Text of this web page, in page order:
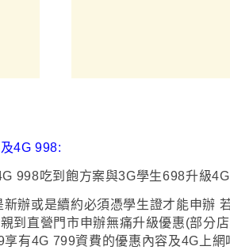
4G 998:
998吃到飽方案與3G學生698升級
新辦或是續約必須憑學生證才能申辦
到直營門市申辦無痛升級優惠(部分
有4G 799資費的優惠內容及4G上網